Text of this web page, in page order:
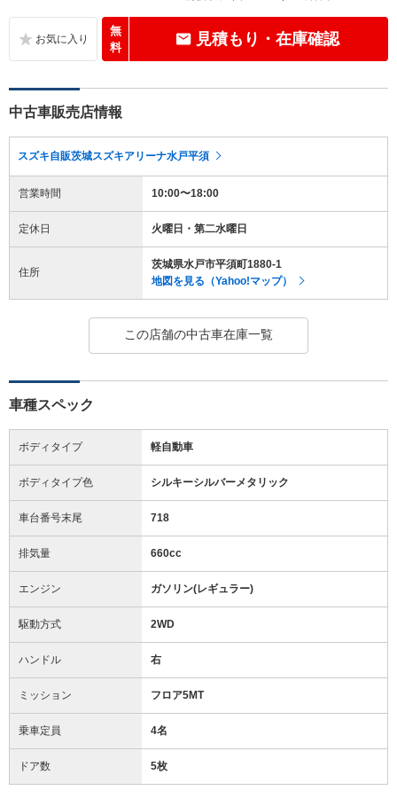
無
料
見積もり・在庫確認
中古車販売店情報
スズキ自販茨城スズキアリーナ水戸平須
営業時間 10:00〜18:00
定休日 火曜日・第二水曜日
住所
茨城県水戸市平須町1880-1
地図を見る（Yahoo!マップ）
この店舗の中古車在庫一覧
車種スペック
ボディタイプ 軽自動車
ボディタイプ色 シルキーシルバーメタリック
車台番号末尾 718
排気量 660cc
エンジン ガソリン(レギュラー)
駆動方式 2WD
ハンドル 右
ミッション フロア5MT
乗車定員 4名
ドア数 5枚